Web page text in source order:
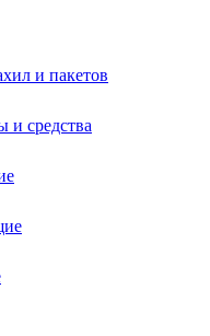
и пакетов
и средства